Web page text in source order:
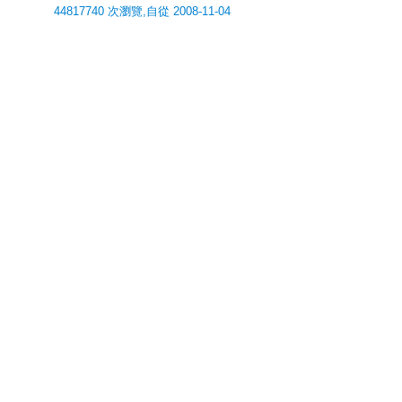
44817740 次瀏覽,自從 2008-11-04